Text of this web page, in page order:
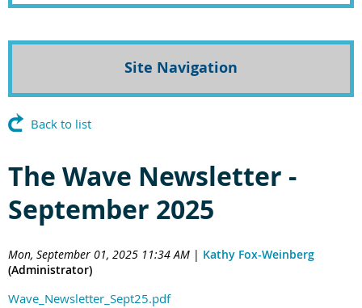
Site Navigation
Back to list
The Wave Newsletter -
September 2025
Mon, September 01, 2025 11:34 AM | Kathy Fox-Weinberg
(Administrator)
Wave_Newsletter_Sept25.pdf